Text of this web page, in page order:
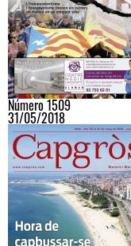
Número 1509
31/05/2018